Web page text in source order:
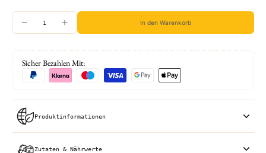
In den Warenkorb
Sicher Bezahlen Mit:
Produktinformationen
Zutaten & Nährwerte